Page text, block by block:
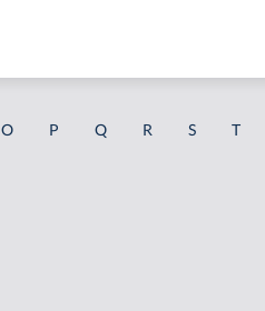
O P Q R S T